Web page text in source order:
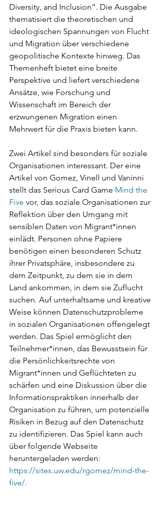
Diversity, and Inclusion”. Die Ausgabe
thematisiert die theoretischen und
ideologischen Spannungen von Flucht
und Migration über verschiedene
geopolitische Kontexte hinweg. Das
Themenheft bietet eine breite
Perspektive und liefert verschiedene
Ansätze, wie Forschung und
Wissenschaft im Bereich der
erzwungenen Migration einen
Mehrwert für die Praxis bieten kann.
Zwei Artikel sind besonders für soziale
Organisationen interessant. Der eine
Artikel von Gomez, Vinell und Vaninni
stellt das Serious Card Game Mind the
Five vor, das soziale Organisationen zur
Reflektion über den Umgang mit
sensiblen Daten von Migrant*innen
einlädt. Personen ohne Papiere
benötigen einen besonderen Schutz
ihrer Privatsphäre, insbesondere zu
dem Zeitpunkt, zu dem sie in dem
Land ankommen, in dem sie Zuflucht
suchen. Auf unterhaltsame und kreative
Weise können Datenschutzprobleme
in sozialen Organisationen offengelegt
werden. Das Spiel ermöglicht den
Teilnehmer*innen, das Bewusstsein für
die Persönlichkeitsrechte von
Migrant*innen und Geflüchteten zu
schärfen und eine Diskussion über die
Informationspraktiken innerhalb der
Organisation zu führen, um potenzielle
Risiken in Bezug auf den Datenschutz
zu identifizieren. Das Spiel kann auch
über folgende Webseite
heruntergeladen werden:
https://sites.uw.edu/rgomez/mind-the-
five/.